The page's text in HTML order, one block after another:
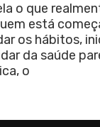
o que
está
os hábitos,
da saúde
o